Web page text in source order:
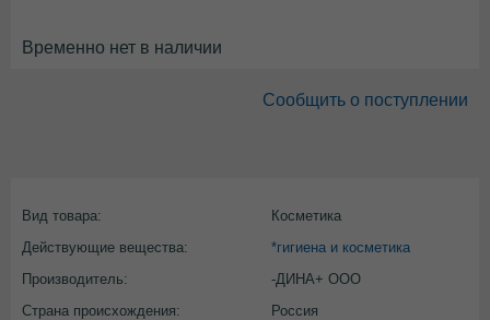
Временно нет в наличии
Сообщить о поступлении
Вид товара:
Косметика
Действующие вещества:
*гигиена и косметика
Производитель:
-ДИНА+ ООО
Страна происхождения:
Россия